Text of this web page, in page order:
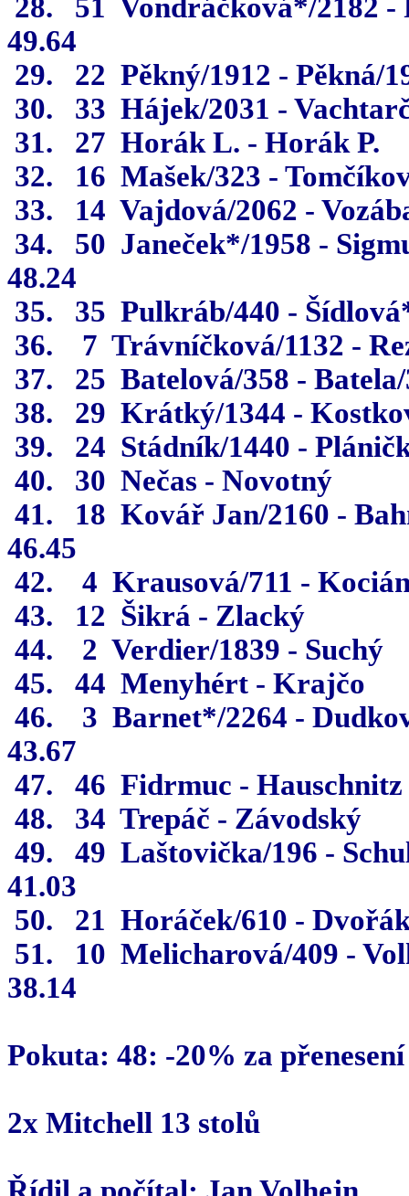
28.
51 Vondráčková*/2182 -
49.64
29.
22 Pěkný/1912 - Pěkná/
30.
33 Hájek/2031 -
31.
27 Horák L. - Horák P.
32.
16 Mašek/323 -
33.
14 Vajdová/2062 -
34.
50 Janeček*/1958 -
48.24
35.
35 Pulkráb/440 -
36.
7 Trávníčková/1132 -
37.
25 Batelová/358 -
38.
29 Krátký/1344 -
39.
24 Stádník/1440 -
40.
30 Nečas - Novotný
41.
18 Kovář Jan/2160 -
46.45
42.
4 Krausová/711 -
43.
12 Šikrá - Zlacký
44.
2 Verdier/1839 - Suchý
45.
44 Menyhért - Krajčo
46.
3 Barnet*/2264 -
43.67
47.
46 Fidrmuc - Hauschnitz
48.
34 Trepáč - Závodský
49.
49 Laštovička/196 -
41.03
50.
21 Horáček/610 -
51.
10 Melicharová/409 -
38.14
Pokuta: 48: -20% za
2x Mitchell 13 stolů